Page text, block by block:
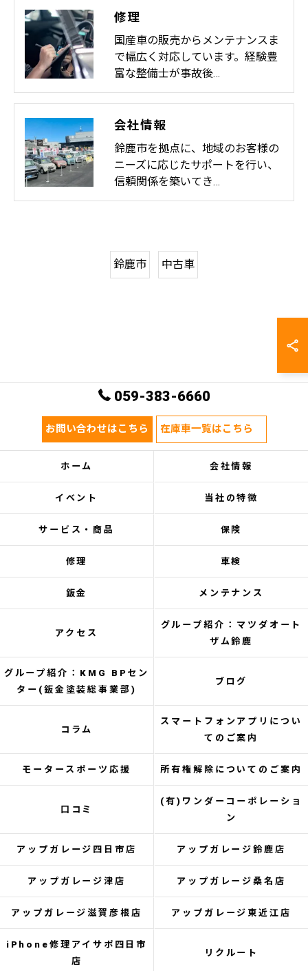
修理
国産車の販売からメンテナンスま
で幅広く対応しています。経験豊
富な整備士が事故後…
会社情報
鈴鹿市を拠点に、地域のお客様の
ニーズに応じたサポートを行い、
信頼関係を築いてき…
鈴鹿市 中古車
059-383-6660
お問い合わせはこちら 在庫車一覧はこちら
ホーム 会社情報
イベント 当社の特徴
サービス・商品 保険
修理 車検
鈑金 メンテナンス
アクセス
グループ紹介：マツダオート
ザム鈴鹿
グループ紹介：KMG BPセン
ター(鈑金塗装総事業部)
ブログ
コラム
スマートフォンアプリについ
てのご案内
モータースポーツ応援 所有権解除についてのご案内
口コミ
(有)ワンダーコーポレーショ
ン
アップガレージ四日市店 アップガレージ鈴鹿店
アップガレージ津店 アップガレージ桑名店
アップガレージ滋賀彦根店 アップガレージ東近江店
iPhone修理アイサポ四日市
店
リクルート